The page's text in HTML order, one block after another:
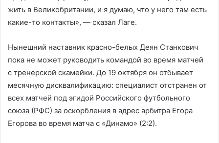
жить в Великобритании, и я думаю, что у него там есть
какие-то контакты», — сказал Лаге.
Нынешний наставник красно-белых Деян Станкович
пока не может руководить командой во время матчей
с тренерской скамейки. До 19 октября он отбывает
месячную дисквалификацию: специалист отстранен от
всех матчей под эгидой Российского футбольного
союза (РФС) за оскорбления в адрес арбитра Егора
Егорова во время матча с «Динамо» (2:2).